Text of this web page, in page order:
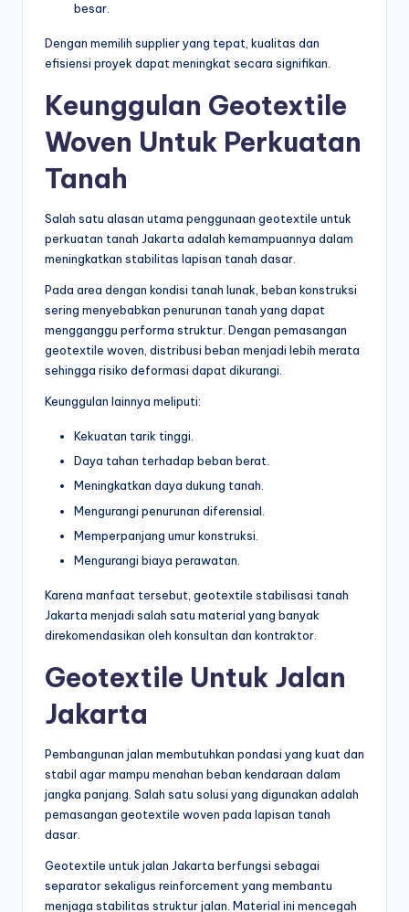
besar.
Dengan memilih supplier yang tepat, kualitas dan
efisiensi proyek dapat meningkat secara signifikan.
Keunggulan Geotextile
Woven Untuk Perkuatan
Tanah
Salah satu alasan utama penggunaan geotextile untuk
perkuatan tanah Jakarta adalah kemampuannya dalam
meningkatkan stabilitas lapisan tanah dasar.
Pada area dengan kondisi tanah lunak, beban konstruksi
sering menyebabkan penurunan tanah yang dapat
mengganggu performa struktur. Dengan pemasangan
geotextile woven, distribusi beban menjadi lebih merata
sehingga risiko deformasi dapat dikurangi.
Keunggulan lainnya meliputi:
Kekuatan tarik tinggi.
Daya tahan terhadap beban berat.
Meningkatkan daya dukung tanah.
Mengurangi penurunan diferensial.
Memperpanjang umur konstruksi.
Mengurangi biaya perawatan.
Karena manfaat tersebut, geotextile stabilisasi tanah
Jakarta menjadi salah satu material yang banyak
direkomendasikan oleh konsultan dan kontraktor.
Geotextile Untuk Jalan
Jakarta
Pembangunan jalan membutuhkan pondasi yang kuat dan
stabil agar mampu menahan beban kendaraan dalam
jangka panjang. Salah satu solusi yang digunakan adalah
pemasangan geotextile woven pada lapisan tanah
dasar.
Geotextile untuk jalan Jakarta berfungsi sebagai
separator sekaligus reinforcement yang membantu
menjaga stabilitas struktur jalan. Material ini mencegah